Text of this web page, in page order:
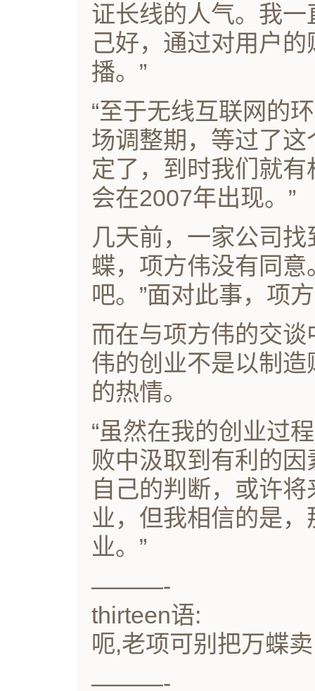
证长线的人气。我
己好，通过对用户
播。”
“至于无线互联网的
场调整期，等过了
定了，到时我们就
会在2007年出现。”
几天前，一家公司
蝶，项方伟没有同意
吧。”面对此事，项
而在与项方伟的交
伟的创业不是以制
的热情。
“虽然在我的创业过
败中汲取到有利的
自己的判断，或许
业，但我相信的是
业。”
———-
thirteen语:
呃,老项可别把万蝶
———-